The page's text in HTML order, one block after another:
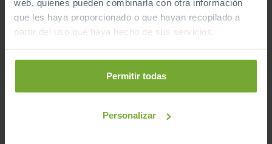
web, quienes pueden combinarla con otra información
que les haya proporcionado o que hayan recopilado a
partir del uso que haya hecho de sus servicios.
Permitir todas
Personalizar
Somos transparentes. Compra tu coche con